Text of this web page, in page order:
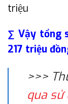
triệu
∑ Vậy tổng
217 triệu
>>>
qua sử